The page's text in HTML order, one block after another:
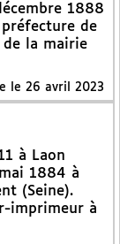
1888
de
de la mairie
le 26 avril 2023
à Laon
1884 à
(Seine).
imprimeur à